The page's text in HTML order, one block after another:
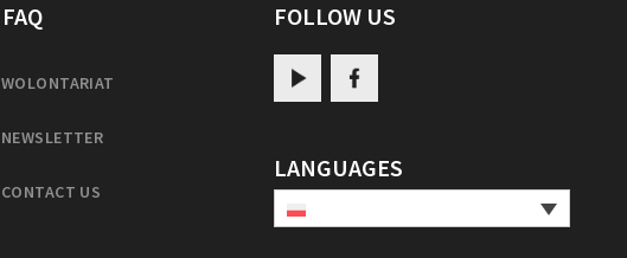
FAQ
WOLONTARIAT
NEWSLETTER
CONTACT US
FOLLOW US
LANGUAGES